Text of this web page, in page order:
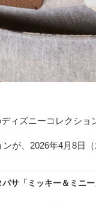
ィズニーコレクショ
が、2026年4月8日
バサ「ミッキー＆ミニ